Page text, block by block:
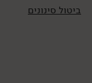
ביטול סינונים
11.90
₪